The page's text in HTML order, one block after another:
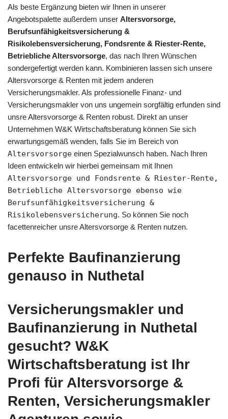
Als beste Ergänzung bieten wir Ihnen in unserer
Angebotspalette außerdem unser Altersvorsorge,
Berufsunfähigkeitsversicherung &
Risikolebensversicherung, Fondsrente & Riester-Rente,
Betriebliche Altersvorsorge, das nach Ihren Wünschen
sondergefertigt werden kann. Kombinieren lassen sich unsere
Altersvorsorge & Renten mit jedem anderen
Versicherungsmakler. Als professionelle Finanz- und
Versicherungsmakler von uns ungemein sorgfältig erfunden sind
unsre Altersvorsorge & Renten robust. Direkt an unser
Unternehmen W&K Wirtschaftsberatung können Sie sich
erwartungsgemäß wenden, falls Sie im Bereich von
Altersvorsorge einen Spezialwunsch haben. Nach Ihren
Ideen entwickeln wir hierbei gemeinsam mit Ihnen
Altersvorsorge und Fondsrente & Riester-Rente,
Betriebliche Altersvorsorge ebenso wie
Berufsunfähigkeitsversicherung &
Risikolebensversicherung. So können Sie noch
facettenreicher unsre Altersvorsorge & Renten nutzen.
Perfekte Baufinanzierung
genauso in Nuthetal
Versicherungsmakler und
Baufinanzierung in Nuthetal
gesucht? W&K
Wirtschaftsberatung ist Ihr
Profi für Altersvorsorge &
Renten, Versicherungsmakler